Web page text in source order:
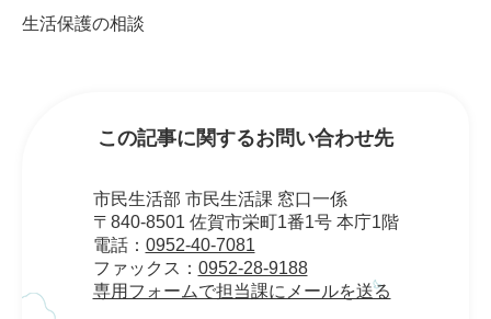
生活保護の相談
この記事に関するお問い合わせ先
市民生活部 市民生活課 窓口一係
〒840-8501 佐賀市栄町1番1号 本庁1階
電話： 0952-40-7081
ファックス： 0952-28-9188
専用フォームで担当課にメールを送る